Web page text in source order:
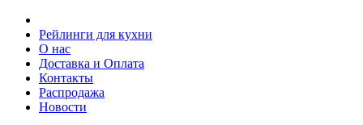
Рейлинги для кухни
О нас
Доставка и Оплата
Контакты
Распродажа
Новости